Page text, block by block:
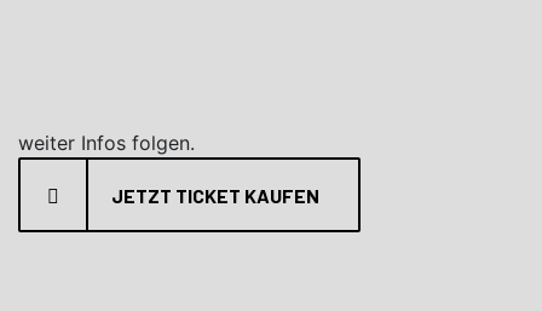
weiter Infos folgen.
JETZT TICKET KAUFEN